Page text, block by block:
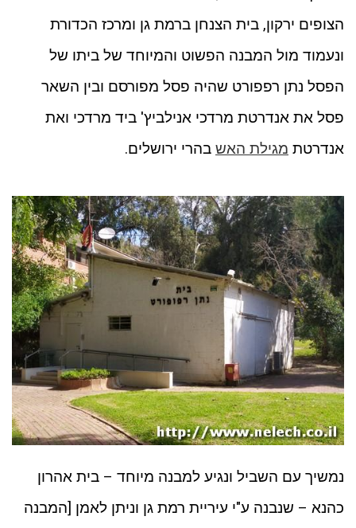
הצופים ירקון, בית הצנחן ברמת גן ומרכז הכדורת
ונעמוד מול המבנה הפשוט והמיוחד של ביתו של
הפסל נתן רפפורט שהיה פסל מפורסם ובין השאר
פסל את אנדרטת מרדכי אנילביץ' ביד מרדכי ואת
אנדרטת מגילת האש בהרי ירושלים.
נמשיך עם השביל ונגיע למבנה מיוחד – בית אהרון
כהנא – שנבנה ע"י עיריית רמת גן וניתן לאמן [המבנה